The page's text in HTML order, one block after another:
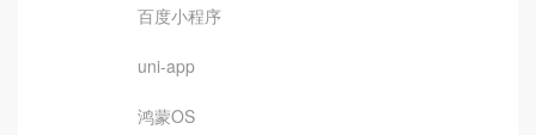
百度小程序
uni-app
鸿蒙OS